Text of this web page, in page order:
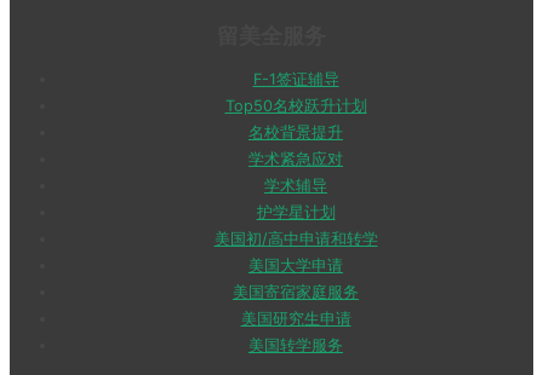
F-1签证辅导
Top50名校跃升计划
名校背景提升
学术紧急应对
学术辅导
护学星计划
美国初/高中申请和转学
美国大学申请
美国寄宿家庭服务
美国研究生申请
美国转学服务